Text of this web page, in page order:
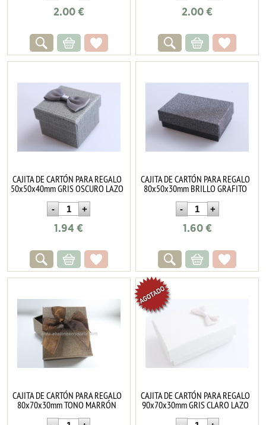
2.00€ 2.00 €
CAJITA DE CARTÓN PARA REGALO
50x50x40mm GRIS OSCURO LAZO
1.94 €
CAJITA DE CARTÓN PARA REGALO
80x50x30mm BRILLO GRAFITO
1.60€
CAJITA DE CARTÓN PARA REGALO
80x70x30mm TONO MARRÓN
CAJITA DE CARTÓN PARA REGALO
90x70x30mm GRIS CLARO LAZO